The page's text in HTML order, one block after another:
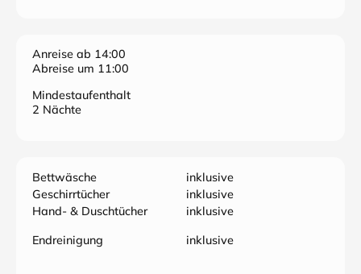
Anreise ab 14:00
Abreise um 11:00
Mindestaufenthalt
2 Nächte
Bettwäsche
inklusive
Geschirrtücher
inklusive
Hand- & Duschtücher
inklusive
Endreinigung
inklusive